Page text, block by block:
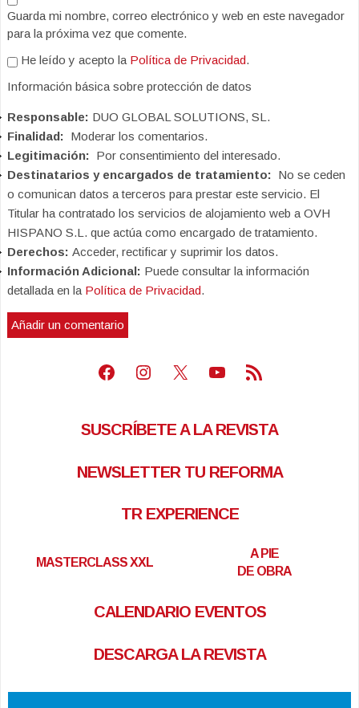
Guarda mi nombre, correo electrónico y web en este navegador
para la próxima vez que comente.
He leído y acepto la Política de Privacidad.
Información básica sobre protección de datos
Responsable: DUO GLOBAL SOLUTIONS, SL.
Finalidad: Moderar los comentarios.
Legitimación: Por consentimiento del interesado.
Destinatarios y encargados de tratamiento: No se ceden
o comunican datos a terceros para prestar este servicio. El
Titular ha contratado los servicios de alojamiento web a OVH
HISPANO S.L. que actúa como encargado de tratamiento.
Derechos: Acceder, rectificar y suprimir los datos.
Información Adicional: Puede consultar la información
detallada en la Política de Privacidad.
Facebook
Instagram
X Youtube
Feed RSS
SUSCRÍBETE A LA REVISTA
NEWSLETTER TU REFORMA
TR EXPERIENCE
MASTERCLASS XXL
A PIE
DE OBRA
CALENDARIO EVENTOS
DESCARGA LA REVISTA